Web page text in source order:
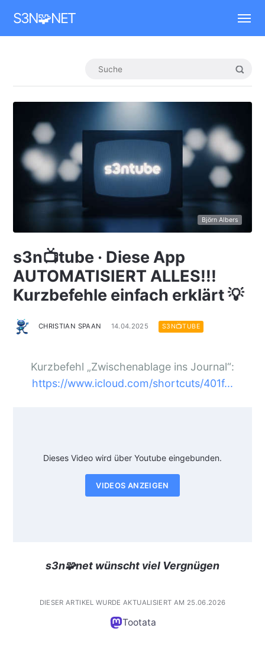
S3N🧩NET
Björn Albers
s3n📺tube · Diese App
AUTOMATISIERT ALLES!!!
Kurzbefehle einfach erklärt 💡
CHRISTIAN SPAAN 14.04.2025 S3N📺TUBE
Kurzbefehl „Zwischenablage ins Journal“:
https://www.icloud.com/shortcuts/401f...
Dieses Video wird über Youtube eingebunden.
VIDEOS ANZEIGEN
s3n🧩net wünscht viel Vergnügen
DIESER ARTIKEL WURDE AKTUALISIERT AM 25.06.2026
Tootata